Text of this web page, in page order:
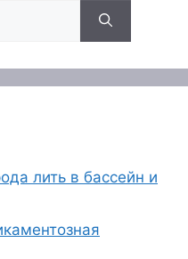
лить в бассейн и